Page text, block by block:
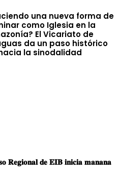
una nueva forma de
como Iglesia en la
El Vicariato de
da un paso histórico
la sinodalidad
𝐑𝐞𝐠𝐢𝐨𝐧𝐚𝐥 𝐝𝐞 𝐄𝐈𝐁 𝐢𝐧𝐢𝐜𝐢𝐚 𝐦𝐚𝐧𝐚𝐧𝐚